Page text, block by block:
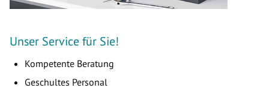
Unser Service für Sie!
Kompetente Beratung
Geschultes Personal